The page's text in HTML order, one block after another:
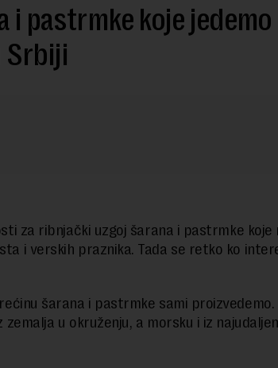
i pastrmke koje jedemo
Srbiji
za ribnjački uzgoj šarana i pastrmke koje
i verskih praznika. Tada se retko ko
šarana i pastrmke sami proizvedemo.
u okruženju, a morsku i iz